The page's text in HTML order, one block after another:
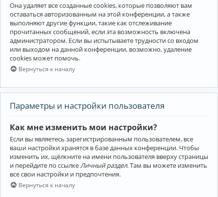
Она удаляет все созданные cookies, которые позволяют вам
оставаться авторизованным на этой конференции, а также
выполняют другие функции, такие как отслеживание
прочитанных сообщений, если эта возможность включена
администратором. Если вы испытываете трудности со входом
или выходом на данной конференции, возможно, удаление
cookies может помочь.
Вернуться к началу
Параметры и настройки пользователя
Как мне изменить мои настройки?
Если вы являетесь зарегистрированным пользователем, все
ваши настройки хранятся в базе данных конференции. Чтобы
изменить их, щёлкните на имени пользователя вверху страницы
и перейдите по ссылке Личный раздел. Там вы можете изменить
все свои настройки и предпочтения.
Вернуться к началу